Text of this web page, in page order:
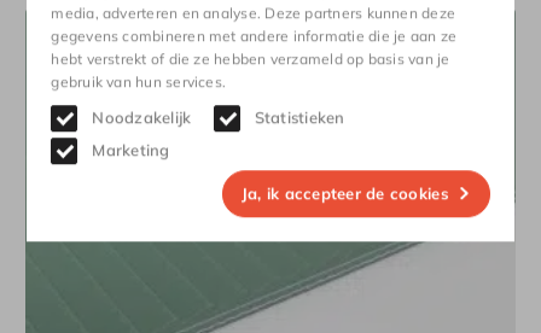
media, adverteren en analyse. Deze partners kunnen deze
gegevens combineren met andere informatie die je aan ze
hebt verstrekt of die ze hebben verzameld op basis van je
gebruik van hun services.
Noodzakelijk
Statistieken
Marketing
Ja, ik accepteer de cookies